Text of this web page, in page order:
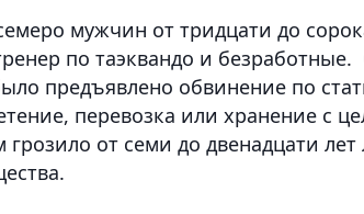
мужчин от тридцати до
по таэквандо и
предъявлено обвинение по
перевозка или хранение с
от семи до двенадцати